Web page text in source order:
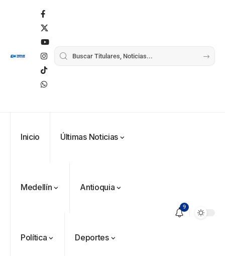
Inicio Últimas Noticias
Medellín Antioquia
Política Deportes
9